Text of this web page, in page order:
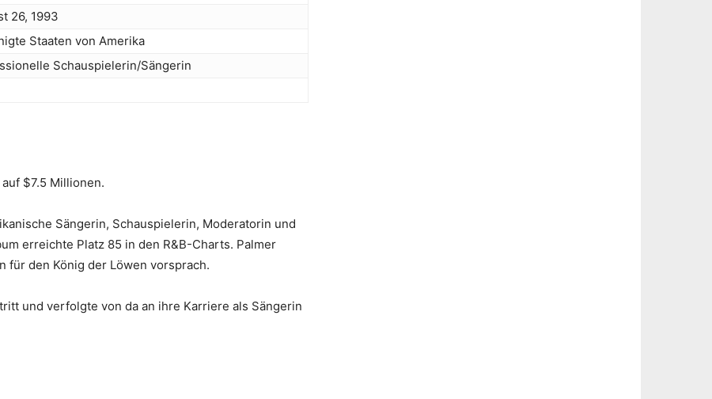
26, 1993
Staaten von Amerika
Schauspielerin/Sängerin
$7.5 Millionen.
Sängerin, Schauspielerin, Moderatorin und
erreichte Platz 85 in den R&B-Charts. Palmer
für den König der Löwen vorsprach.
und verfolgte von da an ihre Karriere als Sängerin